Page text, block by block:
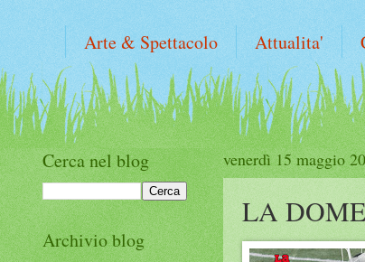
Arte & Spettacolo Attualita'
venerdì 15 maggio
LA
Cerca nel blog
Archivio blog